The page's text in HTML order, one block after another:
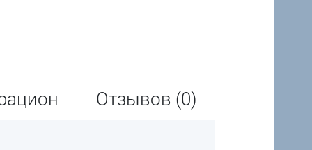
Отзывов (0)